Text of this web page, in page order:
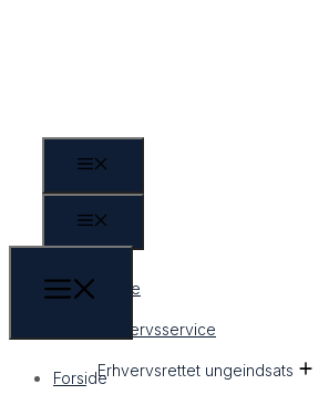
Forside
Erhvervsservice
Erhvervsrettet ungeindsats
Forside